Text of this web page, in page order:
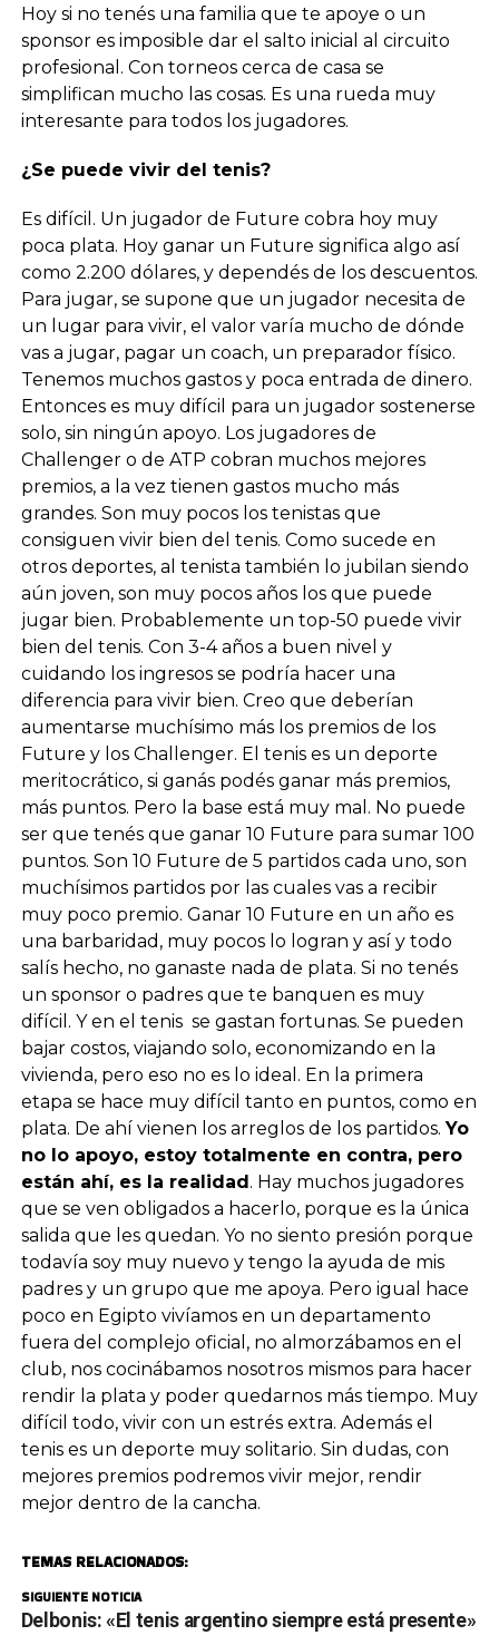
Hoy si no tenés una familia que te apoye o un
sponsor es imposible dar el salto inicial al circuito
profesional. Con torneos cerca de casa se
simplifican mucho las cosas. Es una rueda muy
interesante para todos los jugadores.
¿Se puede vivir del tenis?
Es difícil. Un jugador de Future cobra hoy muy
poca plata. Hoy ganar un Future significa algo así
como 2.200 dólares, y dependés de los descuentos.
Para jugar, se supone que un jugador necesita de
un lugar para vivir, el valor varía mucho de dónde
vas a jugar, pagar un coach, un preparador físico.
Tenemos muchos gastos y poca entrada de dinero.
Entonces es muy difícil para un jugador sostenerse
solo, sin ningún apoyo. Los jugadores de
Challenger o de ATP cobran muchos mejores
premios, a la vez tienen gastos mucho más
grandes. Son muy pocos los tenistas que
consiguen vivir bien del tenis. Como sucede en
otros deportes, al tenista también lo jubilan siendo
aún joven, son muy pocos años los que puede
jugar bien. Probablemente un top-50 puede vivir
bien del tenis. Con 3-4 años a buen nivel y
cuidando los ingresos se podría hacer una
diferencia para vivir bien. Creo que deberían
aumentarse muchísimo más los premios de los
Future y los Challenger. El tenis es un deporte
meritocrático, si ganás podés ganar más premios,
más puntos. Pero la base está muy mal. No puede
ser que tenés que ganar 10 Future para sumar 100
puntos. Son 10 Future de 5 partidos cada uno, son
muchísimos partidos por las cuales vas a recibir
muy poco premio. Ganar 10 Future en un año es
una barbaridad, muy pocos lo logran y así y todo
salís hecho, no ganaste nada de plata. Si no tenés
un sponsor o padres que te banquen es muy
difícil. Y en el tenis se gastan fortunas. Se pueden
bajar costos, viajando solo, economizando en la
vivienda, pero eso no es lo ideal. En la primera
etapa se hace muy difícil tanto en puntos, como en
plata. De ahí vienen los arreglos de los partidos.Yo
no lo apoyo, estoy totalmente en contra, pero
están ahí, es la realidad . Hay muchos jugadores
que se ven obligados a hacerlo, porque es la única
salida que les quedan. Yo no siento presión porque
todavía soy muy nuevo y tengo la ayuda de mis
padres y un grupo que me apoya. Pero igual hace
poco en Egipto vivíamos en un departamento
fuera del complejo oficial, no almorzábamos en el
club, nos cocinábamos nosotros mismos para hacer
rendir la plata y poder quedarnos más tiempo. Muy
difícil todo, vivir con un estrés extra. Además el
tenis es un deporte muy solitario. Sin dudas, con
mejores premios podremos vivir mejor, rendir
mejor dentro de la cancha.
TEMAS RELACIONADOS:
SIGUIENTE NOTICIA
Delbonis: «El tenis argentino siempre está presente»